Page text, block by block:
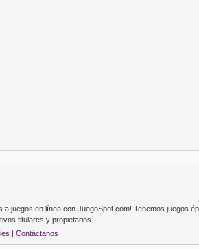
a juegos en línea con JuegoSpot.com! Tenemos juegos
titulares y propietarios.
| Contáctanos